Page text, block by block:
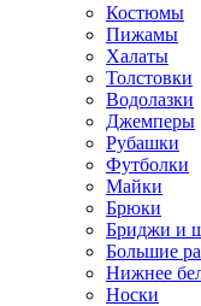
Костюмы
Пижамы
Халаты
Толстовки
Водолазки
Джемперы
Рубашки
Футболки
Майки
Брюки
Бриджи и
Большие
Нижнее
Носки